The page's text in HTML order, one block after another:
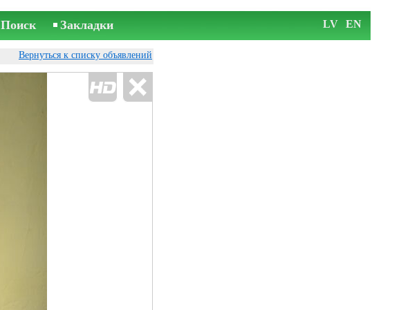
Поиск Закладки LV EN
Вернуться к списку объявлений